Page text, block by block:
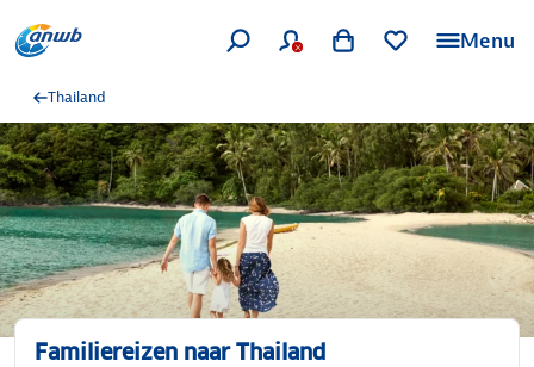
Menu
Thailand
Familiereizen naar Thailand